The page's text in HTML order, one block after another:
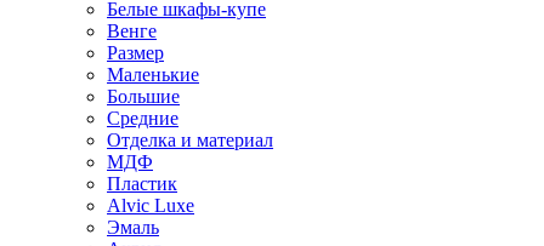
Белые шкафы-купе
Венге
Размер
Маленькие
Большие
Средние
Отделка и материал
МДФ
Пластик
Alvic Luxe
Эмаль